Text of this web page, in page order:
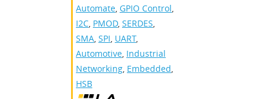
Automate, GPIO Control,
I2C, PMOD, SERDES,
SMA, SPI, UART,
Automotive, Industrial
Networking, Embedded,
HSB